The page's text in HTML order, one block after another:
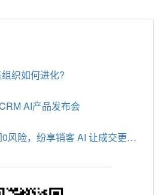
织如何进化?
AI产品发布会
风险，纷享销客 AI 让成交更轻